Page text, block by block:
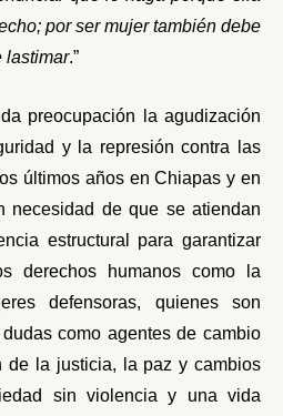
por ser mujer también debe
lastimar.”
preocupación la agudización
y la represión contra las
últimos años en Chiapas y en
necesidad de que se atiendan
estructural para garantizar
derechos humanos como la
defensoras, quienes son
como agentes de cambio
de la justicia, la paz y cambios
sin violencia y una vida